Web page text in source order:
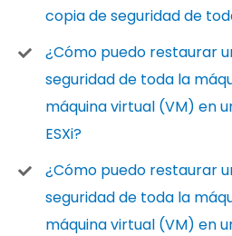
copia de seguridad de
¿Cómo puedo restaurar
seguridad de toda la
máquina virtual (VM) en
ESXi?
¿Cómo puedo restaurar
seguridad de toda la
máquina virtual (VM) en